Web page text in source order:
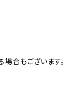
合もございます。